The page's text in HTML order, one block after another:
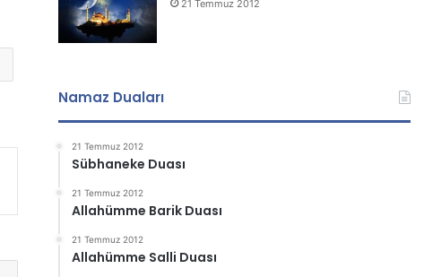
21 Temmuz 2012
Namaz Duaları
21 Temmuz 2012
Sübhaneke Duası
21 Temmuz 2012
Allahümme Barik Duası
21 Temmuz 2012
Allahümme Salli Duası